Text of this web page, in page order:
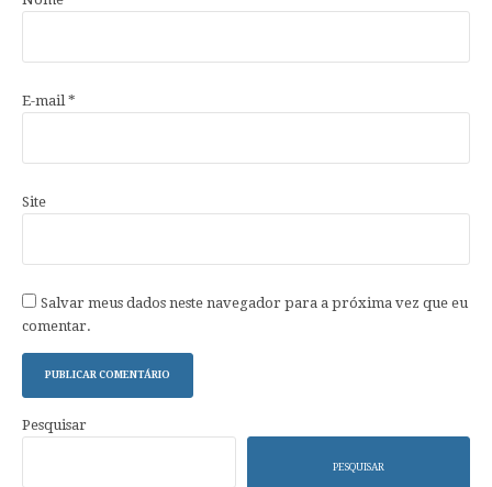
E-mail*
Site
Salvar meus dados neste navegador para a próxima vez que eu
comentar.
Pesquisar
PESQUISAR